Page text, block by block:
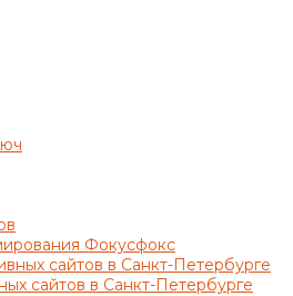
Фокусфокс
сайтов в Санкт-Петербурге